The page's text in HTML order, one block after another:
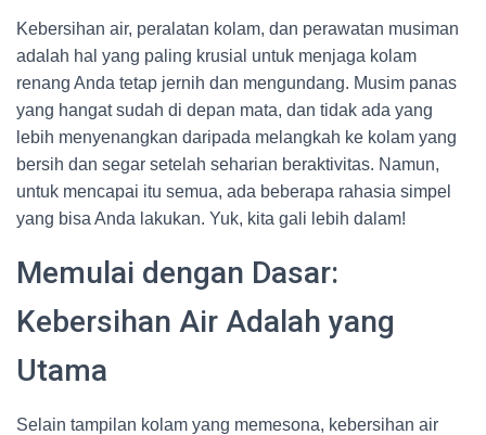
Kebersihan air, peralatan kolam, dan perawatan musiman
adalah hal yang paling krusial untuk menjaga kolam
renang Anda tetap jernih dan mengundang. Musim panas
yang hangat sudah di depan mata, dan tidak ada yang
lebih menyenangkan daripada melangkah ke kolam yang
bersih dan segar setelah seharian beraktivitas. Namun,
untuk mencapai itu semua, ada beberapa rahasia simpel
yang bisa Anda lakukan. Yuk, kita gali lebih dalam!
Memulai dengan Dasar:
Kebersihan Air Adalah yang
Utama
Selain tampilan kolam yang memesona, kebersihan air